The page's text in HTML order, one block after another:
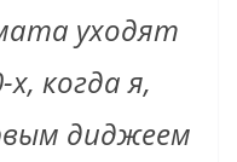
уходят
когда я,
диджеем